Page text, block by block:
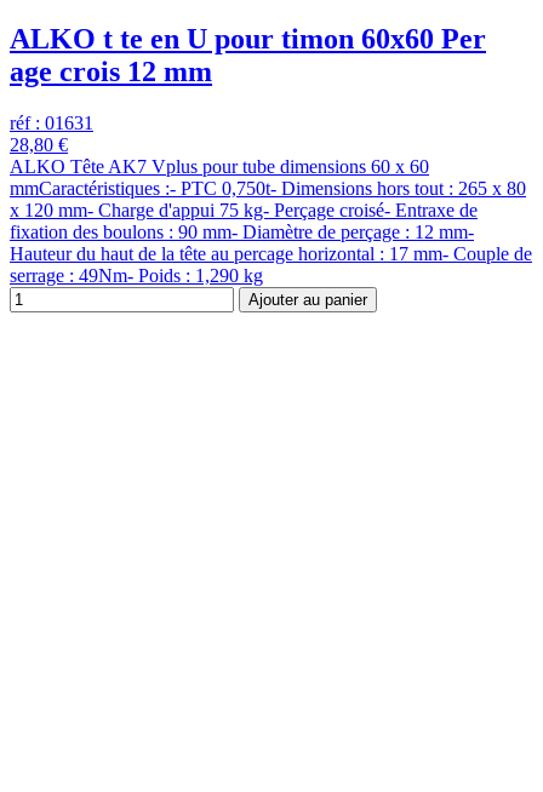
ALKO t te en U pour timon 60x60 Per
age crois 12 mm
réf : 01631
28,80 €
ALKO Tête AK7 Vplus pour tube dimensions 60 x 60
mmCaractéristiques :- PTC 0,750t- Dimensions hors tout : 265 x 80
x 120 mm- Charge d'appui 75 kg- Perçage croisé- Entraxe de
fixation des boulons : 90 mm- Diamètre de perçage : 12 mm-
Hauteur du haut de la tête au percage horizontal : 17 mm- Couple de
serrage : 49Nm- Poids : 1,290 kg
Ajouter au panier